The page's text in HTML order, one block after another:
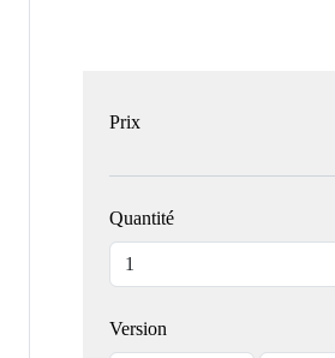
Prix
Quantité
Version